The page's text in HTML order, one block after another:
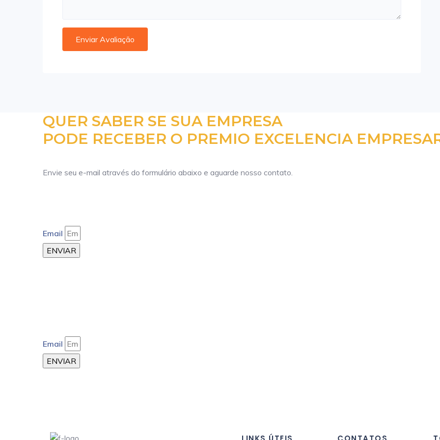
QUER SABER SE SUA EMPRESA
PODE RECEBER O PREMIO EXCELENCIA
Envie seu e-mail através do formulário abaixo e aguarde nosso contato.
Email
ENVIAR
Email
ENVIAR